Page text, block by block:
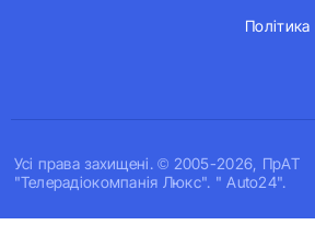
Усi права захищенi. © 2005-2026, ПрАТ
"Телерадіокомпанія Люкс". " Auto24".
Політика